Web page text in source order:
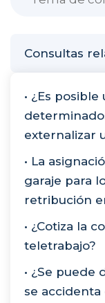
Consultas
• ¿Es
externalizar
• La
garaje para
retribución
• ¿Cotiza la
teletrabajo?
• ¿Se puede
se